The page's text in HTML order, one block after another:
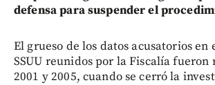
defensa para suspender el
El grueso de los datos acusatorios en
SSUU reunidos por la Fiscalía fueron
2001 y 2005, cuando se cerró la